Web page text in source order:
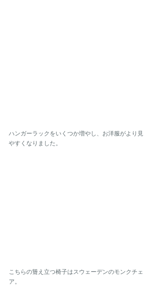
ハンガーラックをいくつか増やし、お洋服がより見
やすくなりました。
こちらの聳え立つ椅子はスウェーデンのモンクチェ
ア。